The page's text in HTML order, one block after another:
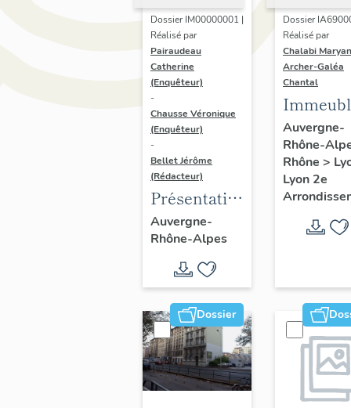
Dossier IM00000001 |
Réalisé par
Pairaudeau
Catherine
(Enquêteur)
-
Chausse Véronique
(Enquêteur)
-
Bellet Jérôme
(Rédacteur)
Présentation
de
l'opération
d'inventaire
du vitrail
ancien de
Rhône-
Alpes
(corpus
vitrearum)
Auvergne-
Rhône-Alpes
Dossier
Réalisé par
Chalabi
Archer-Galéa
Chantal
Auvergne-
Rhône-
Rhône >
Lyon 2e
Dossier